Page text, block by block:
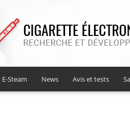
Cigarette
Steam News Avis et tests